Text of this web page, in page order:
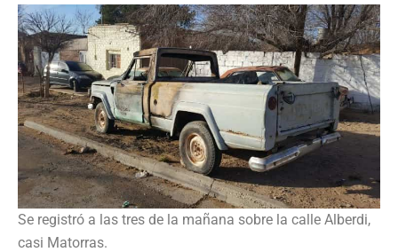
Se registró a las tres de la mañana sobre la calle Alberdi,
casi Matorras.